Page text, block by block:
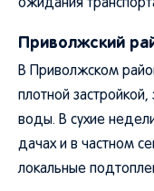
ожидания
Приволжский
В Приволжском
плотной
воды. В сухие
дачах и в частном
локальные